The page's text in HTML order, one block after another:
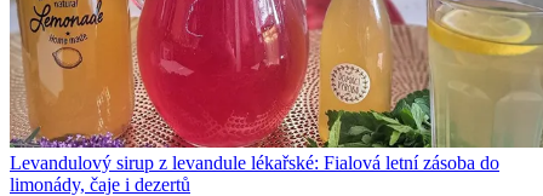
Levandulový sirup z levandule lékařské: Fialová letní zásoba do
limonády, čaje i dezertů